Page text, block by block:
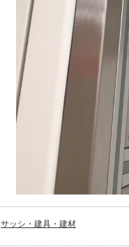
サッシ・建具・建材